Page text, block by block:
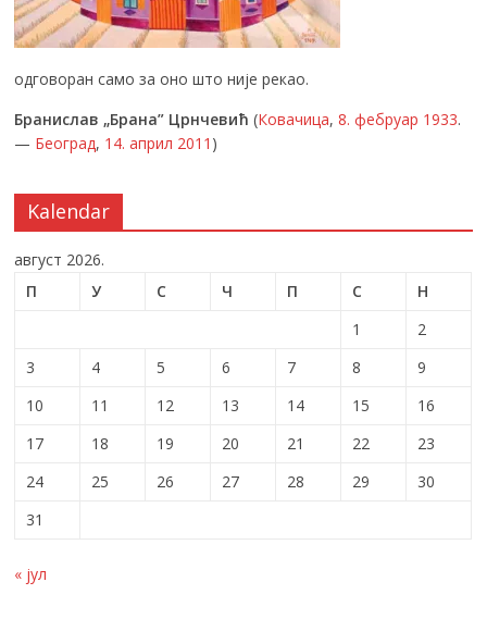
одговоран само за оно што није рекао.
Бранислав „Брана” Црнчевић (Ковачица,8. фебруар 1933.
— Београд, 14. април 2011 )
Kalendar
август 2026.
П
У С Ч П С
Н
1
2
3
4 5 6 7 8
9
10
11 12 13 14 15
16
17
18 19 20 21 22
23
24
25 26 27 28 29
30
31
« јул